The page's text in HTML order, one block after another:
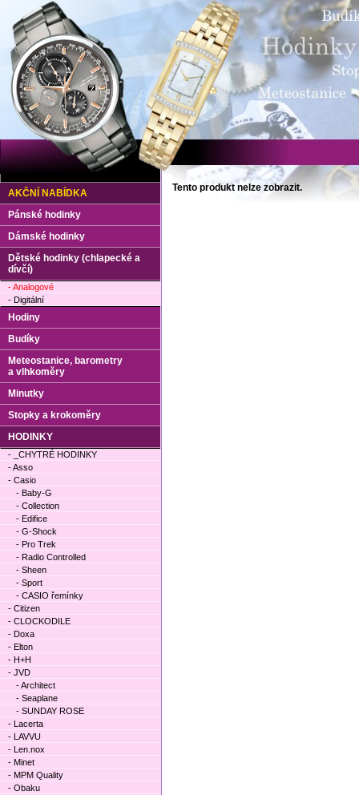
Tento produkt nelze zobrazit.
AKČNÍ NABÍDKA
Pánské hodinky
Dámské hodinky
Dětské hodinky (chlapecké a
dívčí)
- Analogové
- Digitální
Hodiny
Budíky
Meteostanice, barometry
a vlhkoměry
Minutky
Stopky a krokoměry
HODINKY
- _CHYTRÉ HODINKY
- Asso
- Casio
- Baby-G
- Collection
- Edifice
- G-Shock
- Pro Trek
- Radio Controlled
- Sheen
- Sport
- CASIO řemínky
- Citizen
- CLOCKODILE
- Doxa
- Elton
- H+H
- JVD
- Architect
- Seaplane
- SUNDAY ROSE
- Lacerta
- LAVVU
- Len.nox
- Minet
- MPM Quality
- Obaku